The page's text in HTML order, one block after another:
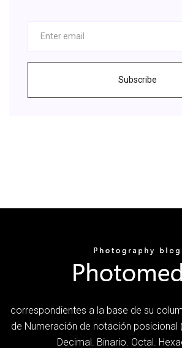
Subscribe
correspondientes a la base de su
de Numeración de notación posicional
Decimal. Binario. Octal.